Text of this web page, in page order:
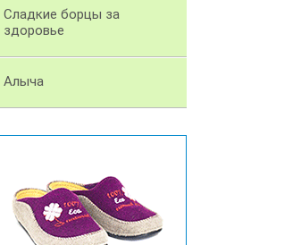
Сладкие борцы за
здоровье
Алыча